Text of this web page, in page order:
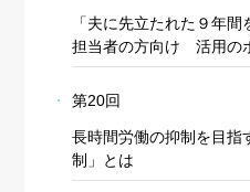
「夫に先立たれた９年
担当者の方向け 活用の
第20回
長時間労働の抑制を目指
制」とは